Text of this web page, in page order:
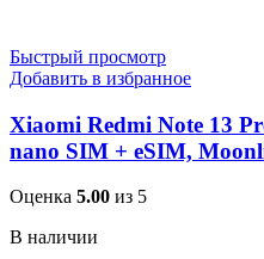
Быстрый просмотр
Добавить в избранное
Xiaomi Redmi Note 13
nano SIM + eSIM,
Оценка 5.00 из 5
В наличии